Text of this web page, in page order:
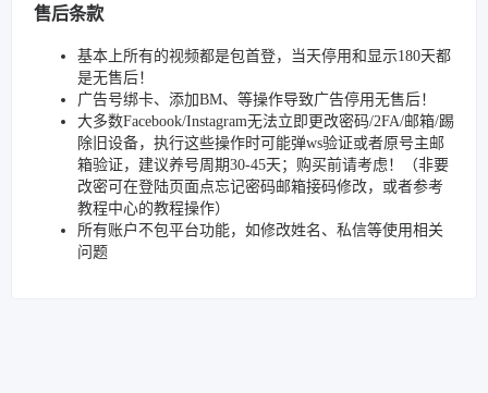
售后条款
基本上所有的视频都是包首登，当天停用和显示180天都
是无售后！
广告号绑卡、添加BM、等操作导致广告停用无售后！
大多数Facebook/Instagram无法立即更改密码/2FA/邮箱/踢
除旧设备，执行这些操作时可能弹ws验证或者原号主邮
箱验证，建议养号周期30-45天；购买前请考虑！（非要
改密可在登陆页面点忘记密码邮箱接码修改，或者参考
教程中心的教程操作）
所有账户不包平台功能，如修改姓名、私信等使用相关
问题